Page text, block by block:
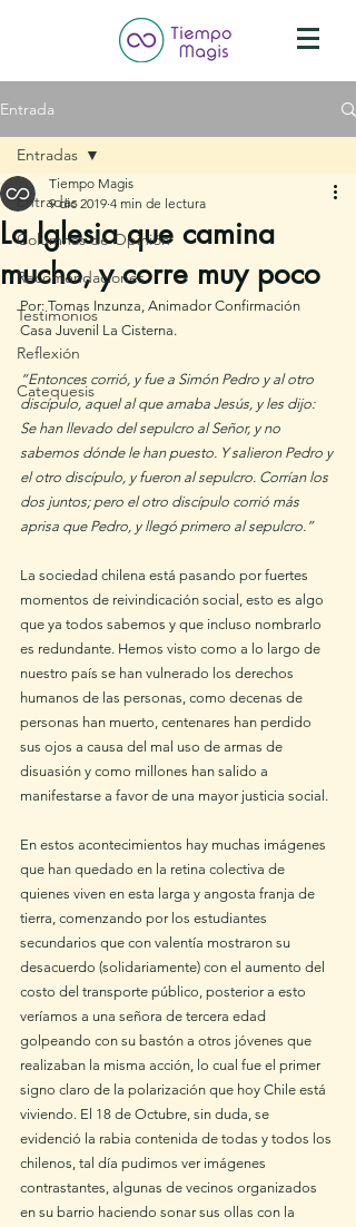
Entrada
Entradas
Columnas de Opinión
Recomendaciones
Testimonios
Reflexión
Catequesis
Entradas
La Iglesia que camina
mucho, y corre muy poco
Tiempo Magis
9 dic 2019 4 min de lectura
Por: Tomas Inzunza, Animador Confirmación
Casa Juvenil La Cisterna.
“Entonces corrió, y fue a Simón Pedro y al otro
discípulo, aquel al que amaba Jesús, y les dijo:
Se han llevado del sepulcro al Señor, y no
sabemos dónde le han puesto. Y salieron Pedro y
el otro discípulo, y fueron al sepulcro. Corrían los
dos juntos; pero el otro discípulo corrió más
aprisa que Pedro, y llegó primero al sepulcro.”
La sociedad chilena está pasando por fuertes
momentos de reivindicación social, esto es algo
que ya todos sabemos y que incluso nombrarlo
es redundante. Hemos visto como a lo largo de
nuestro país se han vulnerado los derechos
humanos de las personas, como decenas de
personas han muerto, centenares han perdido
sus ojos a causa del mal uso de armas de
disuasión y como millones han salido a
manifestarse a favor de una mayor justicia social.
En estos acontecimientos hay muchas imágenes
que han quedado en la retina colectiva de
quienes viven en esta larga y angosta franja de
tierra, comenzando por los estudiantes
secundarios que con valentía mostraron su
desacuerdo (solidariamente) con el aumento del
costo del transporte público, posterior a esto
veríamos a una señora de tercera edad
golpeando con su bastón a otros jóvenes que
realizaban la misma acción, lo cual fue el primer
signo claro de la polarización que hoy Chile está
viviendo. El 18 de Octubre, sin duda, se
evidenció la rabia contenida de todas y todos los
chilenos, tal día pudimos ver imágenes
contrastantes, algunas de vecinos organizados
en su barrio haciendo sonar sus ollas con la